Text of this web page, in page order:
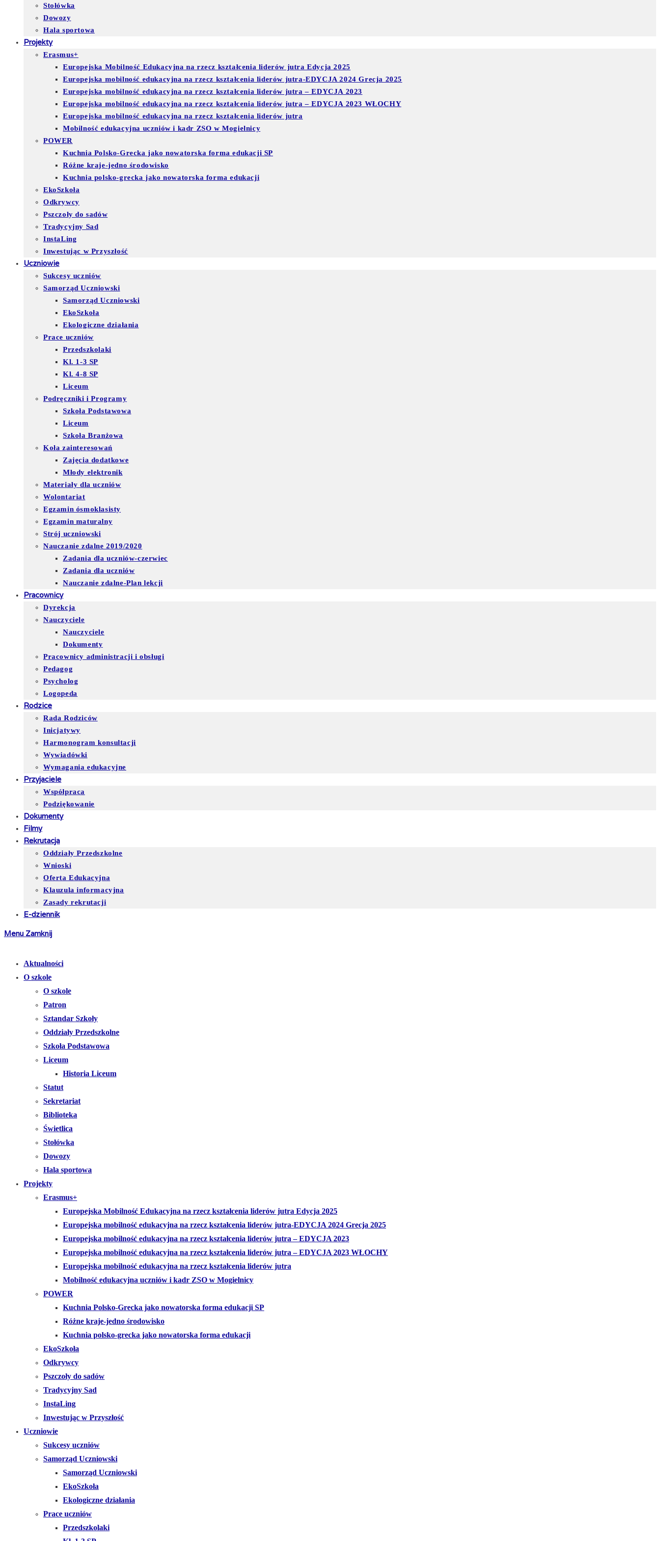
Stołówka
Dowozy
Hala sportowa
Projekty
Erasmus+
Europejska Mobilność Edukacyjna na rzecz kształcenia liderów jutra Edycja 2025
Europejska mobilność edukacyjna na rzecz kształcenia liderów jutra-EDYCJA 2024 Grecja 2025
Europejska mobilność edukacyjna na rzecz kształcenia liderów jutra – EDYCJA 2023
Europejska mobilność edukacyjna na rzecz kształcenia liderów jutra – EDYCJA 2023 WŁOCHY
Europejska mobilność edukacyjna na rzecz kształcenia liderów jutra
Mobilność edukacyjna uczniów i kadr ZSO w Mogielnicy
POWER
Kuchnia Polsko-Grecka jako nowatorska forma edukacji SP
Różne kraje-jedno środowisko
Kuchnia polsko-grecka jako nowatorska forma edukacji
EkoSzkoła
Odkrywcy
Pszczoły do sadów
Tradycyjny Sad
InstaLing
Inwestując w Przyszłość
Uczniowie
Sukcesy uczniów
Samorząd Uczniowski
Samorząd Uczniowski
EkoSzkoła
Ekologiczne działania
Prace uczniów
Przedszkolaki
Kl. 1-3 SP
Kl. 4-8 SP
Liceum
Podręczniki i Programy
Szkoła Podstawowa
Liceum
Szkoła Branżowa
Koła zainteresowań
Zajęcia dodatkowe
Młody elektronik
Materiały dla uczniów
Wolontariat
Egzamin ósmoklasisty
Egzamin maturalny
Strój uczniowski
Nauczanie zdalne 2019/2020
Zadania dla uczniów-czerwiec
Zadania dla uczniów
Nauczanie zdalne-Plan lekcji
Pracownicy
Dyrekcja
Nauczyciele
Nauczyciele
Dokumenty
Pracownicy administracji i obsługi
Pedagog
Psycholog
Logopeda
Rodzice
Rada Rodziców
Inicjatywy
Harmonogram konsultacji
Wywiadówki
Wymagania edukacyjne
Przyjaciele
Współpraca
Podziękowanie
Dokumenty
Filmy
Rekrutacja
Oddziały Przedszkolne
Wnioski
Oferta Edukacyjna
Klauzula informacyjna
Zasady rekrutacji
E-dziennik
Menu Zamknij
Aktualności
O szkole
O szkole
Patron
Sztandar Szkoły
Oddziały Przedszkolne
Szkoła Podstawowa
Liceum
Historia Liceum
Statut
Sekretariat
Biblioteka
Świetlica
Stołówka
Dowozy
Hala sportowa
Projekty
Erasmus+
Europejska Mobilność Edukacyjna na rzecz kształcenia liderów jutra Edycja 2025
Europejska mobilność edukacyjna na rzecz kształcenia liderów jutra-EDYCJA 2024 Grecja 2025
Europejska mobilność edukacyjna na rzecz kształcenia liderów jutra – EDYCJA 2023
Europejska mobilność edukacyjna na rzecz kształcenia liderów jutra – EDYCJA 2023 WŁOCHY
Europejska mobilność edukacyjna na rzecz kształcenia liderów jutra
Mobilność edukacyjna uczniów i kadr ZSO w Mogielnicy
POWER
Kuchnia Polsko-Grecka jako nowatorska forma edukacji SP
Różne kraje-jedno środowisko
Kuchnia polsko-grecka jako nowatorska forma edukacji
EkoSzkoła
Odkrywcy
Pszczoły do sadów
Tradycyjny Sad
InstaLing
Inwestując w Przyszłość
Uczniowie
Sukcesy uczniów
Samorząd Uczniowski
Samorząd Uczniowski
EkoSzkoła
Ekologiczne działania
Prace uczniów
Przedszkolaki